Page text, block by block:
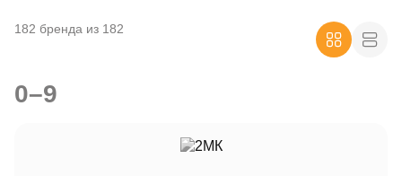
182 бренда из 182
0–9